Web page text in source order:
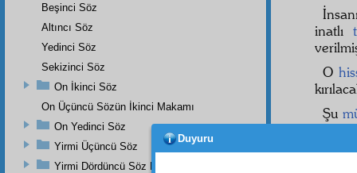
inatlı
O
Şu
aşk
Beşinci Söz
Altıncı Söz
Yedinci Söz
Sekizinci Söz
On İkinci Söz
On Üçüncü Sözün İkinci Makamı
On Yedinci Söz
Yirmi Üçüncü Söz
Yirmi Dördüncü Söz Beşinci Dal
Duyuru